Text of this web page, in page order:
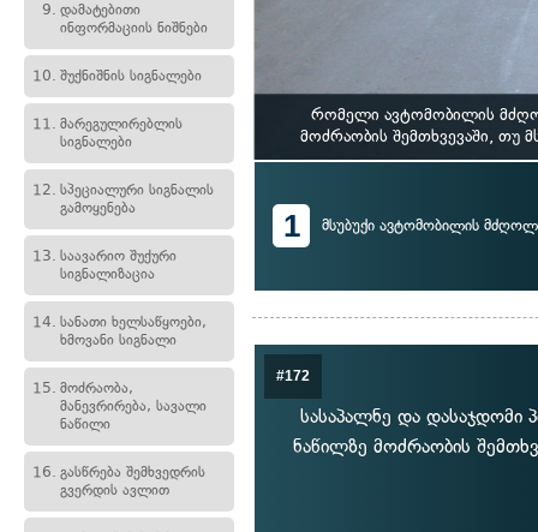
9. დამატებითი
ინფორმაციის ნიშნები
10. შუქნიშნის სიგნალები
11. მარეგულირებლის
სიგნალები
12. სპეციალური სიგნალის
გამოყენება
13. საავარიო შუქური
სიგნალიზაცია
14. სანათი ხელსაწყოები,
ხმოვანი სიგნალი
15. მოძრაობა,
მანევრირება, სავალი
ნაწილი
16. გასწრება შემხვედრის
გვერდის ავლით
რომელი ავტომობილის
მოძრაობის შემთხვევაში, თუ
1 მსუბუქი ავტომობილის
#172
სასაპალნე და დასაჯდომი
ნაწილზე მოძრაობის